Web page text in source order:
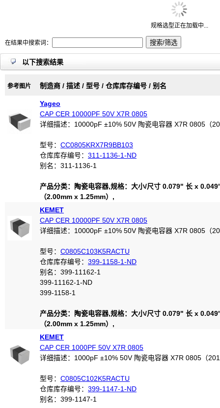
规格选型正在加载中...
在结果中搜索词：
以下搜索结果
参考图片 制造商 / 描述 / 型号 / 仓库库存编号 / 别名
Yageo
CAP CER 10000PF 50V X7R 0805
详细描述：10000pF ±10% 50V 陶瓷电容器 X7R 0805（
型号： CC0805KRX7R9BB103
仓库库存编号： 311-1136-1-ND
别名：311-1136-1
产品分类：陶瓷电容器,规格：大小/尺寸 0.079" 长 x
（2.00mm x 1.25mm）,
KEMET
CAP CER 10000PF 50V X7R 0805
详细描述：10000pF ±10% 50V 陶瓷电容器 X7R 0805（
型号： C0805C103K5RACTU
仓库库存编号： 399-1158-1-ND
别名：399-11162-1
399-11162-1-ND
399-1158-1
产品分类：陶瓷电容器,规格：大小/尺寸 0.079" 长 x
（2.00mm x 1.25mm）,
KEMET
CAP CER 1000PF 50V X7R 0805
详细描述：1000pF ±10% 50V 陶瓷电容器 X7R 0805（
型号： C0805C102K5RACTU
仓库库存编号： 399-1147-1-ND
别名：399-1147-1